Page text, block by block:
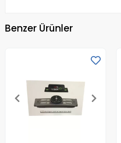
Benzer Ürünler